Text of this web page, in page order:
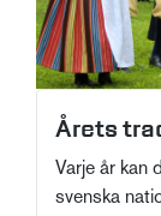
Årets
Varje år kan
svenska